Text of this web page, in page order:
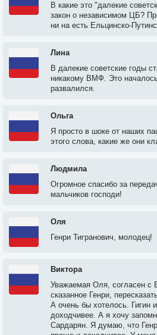
В какие это "далекие
закон о независимом ЦБ?
ни на есть Ельцинско-
Лина
В далекие советские годы
никакому ВМФ. Это
развалился.
Ольга
Я просто в шоке от наших
этого слова, какие же они
Людмила
Огромное спасибо за
мальчиков господи!
Оля
Генри Тигранович, молодец!
Виктора
Уважаемая Оля, согласен с
сказанное Генри,
А очень бы хотелось. Гигин
доходчивее. А я хочу
Сардарян. Я думаю, что